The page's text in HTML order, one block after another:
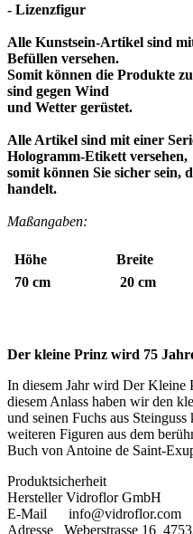
- Lizenzfigur
Alle Kunstsein-Artikel sind
Befüllen versehen.
Somit können die Produkte
sind gegen Wind
und Wetter gerüstet.
Alle Artikel sind mit einer
Hologramm-Etikett versehen,
somit können Sie sicher sein,
handelt.
Maßangaben:
Höhe Breite
70 cm
20 cm
Der kleine Prinz wird 75
In diesem Jahr wird Der Kleine
diesem Anlass haben wir den
und seinen Fuchs aus
weiteren Figuren aus dem
Buch von Antoine de Saint-
Produktsicherheit
Hersteller Vidroflor GmbH
E-Mail info@vidroflor.com
Adresse Weberstrasse 16